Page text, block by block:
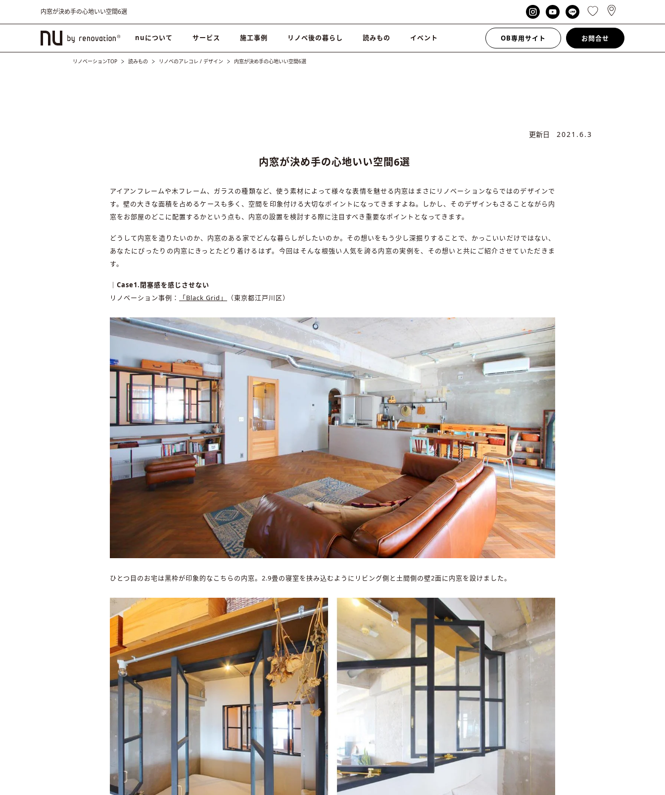
内窓が決め手の心地いい空間6選
nuについて サービス 施工事例 リノベ後の暮らし 読みもの イベント OB専用サイト お問合せ
リノベーションTOP 読みもの リノベのアレコレ / デザイン 内窓が決め手の心地いい空間6選
更新日 2021.6.3
内窓が決め手の心地いい空間6選
アイアンフレームや木フレーム、ガラスの種類など、使う素材によって様々な表情を魅せる内窓はまさにリノベーションならではのデザインで
す。壁の大きな面積を占めるケースも多く、空間を印象付ける大切なポイントになってきますよね。しかし、そのデザインもさることながら内
窓をお部屋のどこに配置するかという点も、内窓の設置を検討する際に注目すべき重要なポイントとなってきます。
どうして内窓を造りたいのか、内窓のある家でどんな暮らしがしたいのか。その想いをもう少し深掘りすることで、かっこいいだけではない、
あなたにぴったりの内窓にきっとたどり着けるはず。今回はそんな根強い人気を誇る内窓の実例を、その想いと共にご紹介させていただきま
す。
｜Case1.閉塞感を感じさせない
リノベーション事例：
「Black Grid」 （東京都江戸川区）
ひとつ目のお宅は黒枠が印象的なこちらの内窓。2.9畳の寝室を挟み込むようにリビング側と土間側の壁2面に内窓を設けました。